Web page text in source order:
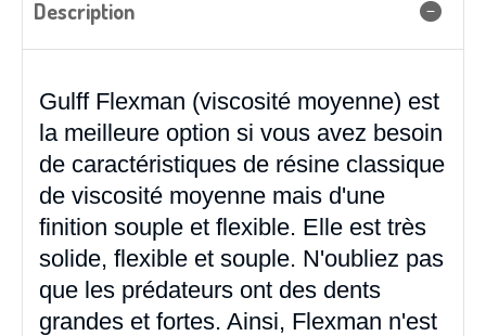
Description
Gulff Flexman (viscosité moyenne) est
la meilleure option si vous avez besoin
de caractéristiques de résine classique
de viscosité moyenne mais d'une
finition souple et flexible. Elle est très
solide, flexible et souple. N'oubliez pas
que les prédateurs ont des dents
grandes et fortes. Ainsi, Flexman n'est